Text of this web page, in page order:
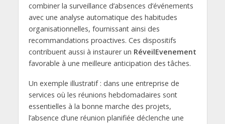
combiner la surveillance d’absences d’événements
avec une analyse automatique des habitudes
organisationnelles, fournissant ainsi des
recommandations proactives. Ces dispositifs
contribuent aussi à instaurer un RéveilEvenement
favorable à une meilleure anticipation des tâches.
Un exemple illustratif : dans une entreprise de
services où les réunions hebdomadaires sont
essentielles à la bonne marche des projets,
l’absence d’une réunion planifiée déclenche une